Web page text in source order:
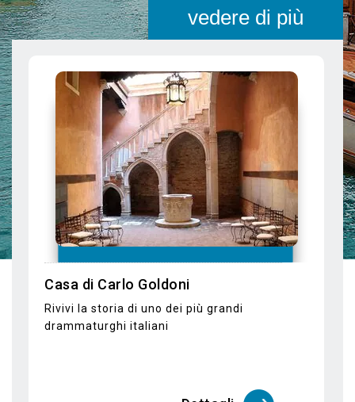
Corso di decorazione di
un pittore locale e dipingi la tua